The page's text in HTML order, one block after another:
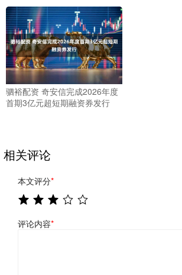
驷裕配资 奇安信完成2026年度
首期3亿元超短期融资券发行
相关评论
本文评分*
评论内容*